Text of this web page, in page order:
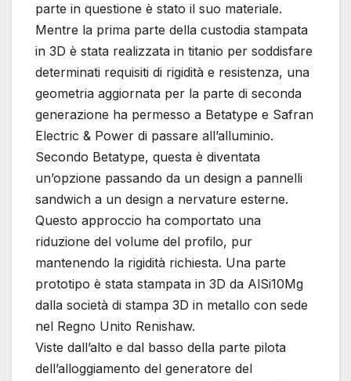
parte in questione è stato il suo materiale.
Mentre la prima parte della custodia stampata
in 3D è stata realizzata in titanio per soddisfare
determinati requisiti di rigidità e resistenza, una
geometria aggiornata per la parte di seconda
generazione ha permesso a Betatype e Safran
Electric & Power di passare all’alluminio.
Secondo Betatype, questa è diventata
un’opzione passando da un design a pannelli
sandwich a un design a nervature esterne.
Questo approccio ha comportato una
riduzione del volume del profilo, pur
mantenendo la rigidità richiesta. Una parte
prototipo è stata stampata in 3D da AlSi10Mg
dalla società di stampa 3D in metallo con sede
nel Regno Unito Renishaw.
Viste dall’alto e dal basso della parte pilota
dell’alloggiamento del generatore del